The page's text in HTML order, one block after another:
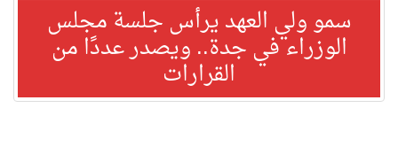
سمو ولي العهد يرأس جلسة مجلس
الوزراء في جدة.. ويصدر عددًا من
القرارات